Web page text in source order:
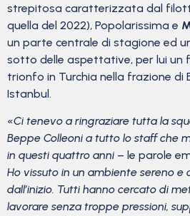
strepitosa caratterizzata dal
quella del 2022), Popolarissima e
un parte centrale di stagione ed
sotto delle aspettative, per lui un
trionfo in Turchia nella frazione di
Istanbul.
«Ci tenevo a ringraziare tutta la
Beppe Colleoni a tutto lo staff che
in questi quattro anni – le parole
Ho vissuto in un ambiente sereno e
dall’inizio. Tutti hanno cercato di
lavorare senza troppe pressioni,